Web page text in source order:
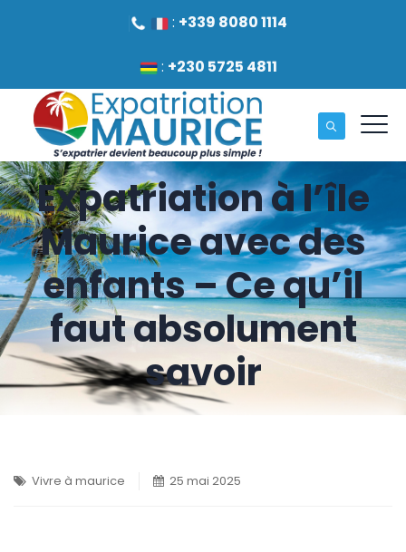
: +339 8080 1114
: +230 5725 4811
Expatriation à l’île
Maurice avec des
enfants – Ce qu’il
faut absolument
savoir
Vivre à maurice 25 mai 2025